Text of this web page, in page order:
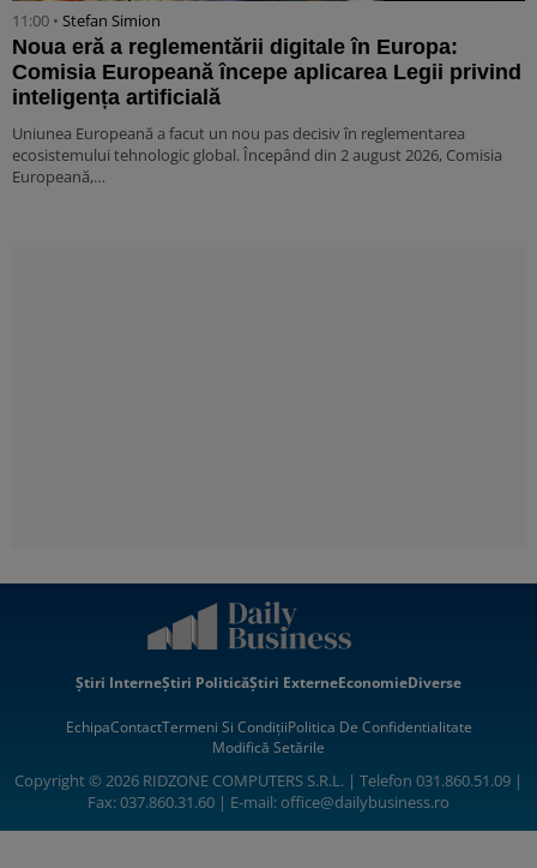
11:00 • Stefan Simion
Noua eră a reglementării digitale în Europa:
Comisia Europeană începe aplicarea Legii privind
inteligența artificială
Uniunea Europeană a facut un nou pas decisiv în reglementarea
ecosistemului tehnologic global. Începând din 2 august 2026, Comisia
Europeană,…
Știri InterneȘtiri PoliticăȘtiri ExterneEconomieDiverse
EchipaContactTermeni Si CondițiiPolitica De Confidentialitate
Modifică Setările
Copyright © 2026 RIDZONE COMPUTERS S.R.L. | Telefon 031.860.51.09 |
Fax: 037.860.31.60 | E-mail:office@dailybusiness.ro